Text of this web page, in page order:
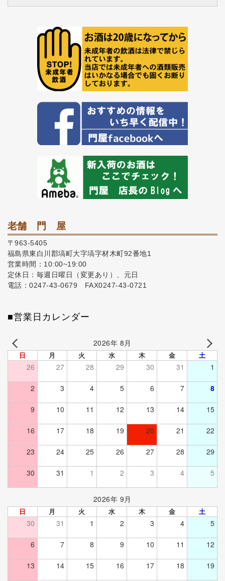
老舗 門 屋
〒963-5405
福島県東白川郡塙町大字塙字材木町92番地1
営業時間：10:00~19:00
定休日：毎週日曜日（変更あり）、元日
電話：0247-43-0679 FAX0247-43-0721
■営業日カレンダー
2026年 8月
日 月 火 水 木 金 土
26 27 28 29 30 31 1
2 3 4 5 6 7 8
9 10 11 12 13 14 15
16 17 18 19 20 21 22
23 24 25 26 27 28 29
30 31 1 2 3 4 5
2026年 9月
日 月 火 水 木 金 土
30 31 1 2 3 4 5
6 7 8 9 10 11 12
13 14 15 16 17 18 19